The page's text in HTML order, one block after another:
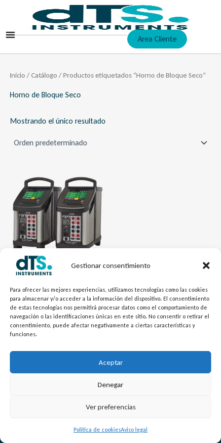
Gestionar consentimiento
Para ofrecer las mejores experiencias, utilizamos tecnologías como las cookies
para almacenar y/o acceder a la información del dispositivo. El consentimiento
de estas tecnologías nos permitirá procesar datos como el comportamiento de
navegación o las identificaciones únicas en este sitio. No consentir o retirar el
consentimiento, puede afectar negativamente a ciertas características y
funciones.
Aceptar
Denegar
Ver preferencias
Política de cookiesAviso legal
contenido
Area Cliente
Inicio /Catálogo / Productos etiquetados “Horno de Bloque Seco”
Horno de Bloque Seco
Mostrando el único resultado
Calibración - dTSCal
Horno de Bloque Seco RTCt-
156 y 157 TACTIL
L
i
n
u